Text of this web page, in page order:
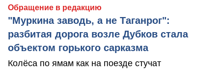
Обращение в редакцию
"Муркина заводь, а не Таганрог":
разбитая дорога возле Дубков стала
объектом горького сарказма
Колёса по ямам как на поезде стучат